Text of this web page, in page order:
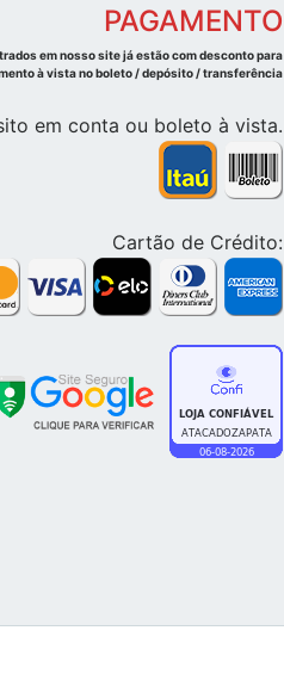
PAGAMENTO
em nosso site já estão com desconto para
pagamento à vista no boleto / depósito / transferência
em conta ou boleto à vista.
Cartão de Crédito: